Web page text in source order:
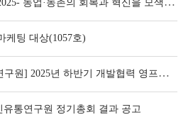
케팅 대상(1057호)
[농식품신유통연구원] 2025년 하반기 개발협력 영프로페셔널(YP) 모집
유통연구원 정기총회 결과 공고